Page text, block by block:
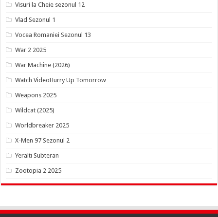
Visuri la Cheie sezonul 12
Vlad Sezonul 1
Vocea Romaniei Sezonul 13
War 2 2025
War Machine (2026)
Watch VideoHurry Up Tomorrow
Weapons 2025
Wildcat (2025)
Worldbreaker 2025
X-Men 97 Sezonul 2
Yeralti Subteran
Zootopia 2 2025